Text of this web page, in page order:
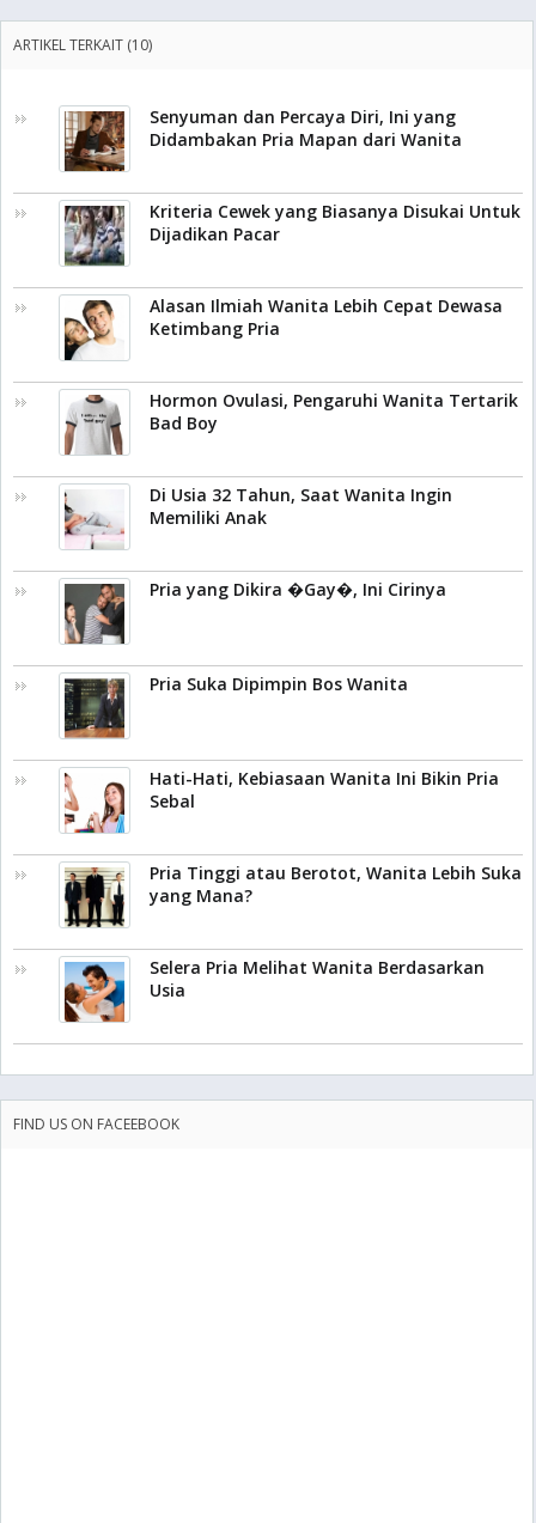
ARTIKEL TERKAIT (10)
Senyuman dan Percaya Diri, Ini yang
Didambakan Pria Mapan dari Wanita
Kriteria Cewek yang Biasanya Disukai Untuk
Dijadikan Pacar
Alasan Ilmiah Wanita Lebih Cepat Dewasa
Ketimbang Pria
Hormon Ovulasi, Pengaruhi Wanita Tertarik
Bad Boy
Di Usia 32 Tahun, Saat Wanita Ingin
Memiliki Anak
Pria yang Dikira �Gay�, Ini Cirinya
Pria Suka Dipimpin Bos Wanita
Hati-Hati, Kebiasaan Wanita Ini Bikin Pria
Sebal
Pria Tinggi atau Berotot, Wanita Lebih Suka
yang Mana?
Selera Pria Melihat Wanita Berdasarkan
Usia
FIND US ON FACEEBOOK